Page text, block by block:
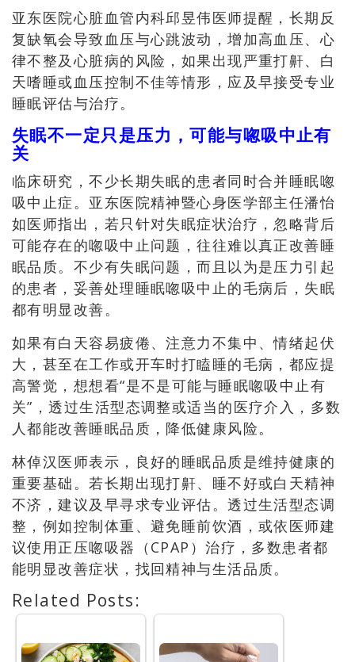
亚东医院心脏血管内科邱昱伟医师提醒，长期反
复缺氧会导致血压与心跳波动，增加高血压、心
律不整及心脏病的风险，如果出现严重打鼾、白
天嗜睡或血压控制不佳等情形，应及早接受专业
睡眠评估与治疗。
失眠不一定只是压力，可能与唿吸中止有
关
临床研究，不少长期失眠的患者同时合并睡眠唿
吸中止症。亚东医院精神暨心身医学部主任潘怡
如医师指出，若只针对失眠症状治疗，忽略背后
可能存在的唿吸中止问题，往往难以真正改善睡
眠品质。不少有失眠问题，而且以为是压力引起
的患者，妥善处理睡眠唿吸中止的毛病后，失眠
都有明显改善。
如果有白天容易疲倦、注意力不集中、情绪起伏
大，甚至在工作或开车时打瞌睡的毛病，都应提
高警觉，想想看“是不是可能与睡眠唿吸中止有
关”，透过生活型态调整或适当的医疗介入，多数
人都能改善睡眠品质，降低健康风险。
林倬汉医师表示，良好的睡眠品质是维持健康的
重要基础。若长期出现打鼾、睡不好或白天精神
不济，建议及早寻求专业评估。透过生活型态调
整，例如控制体重、避免睡前饮酒，或依医师建
议使用正压唿吸器（CPAP）治疗，多数患者都
能明显改善症状，找回精神与生活品质。
Related Posts: